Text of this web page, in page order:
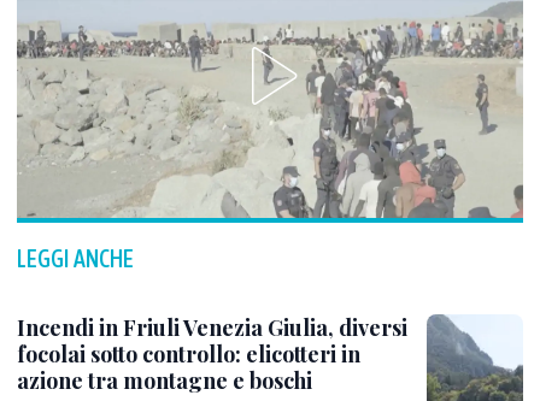
LEGGI ANCHE
Incendi in Friuli Venezia Giulia, diversi
focolai sotto controllo: elicotteri in
azione tra montagne e boschi